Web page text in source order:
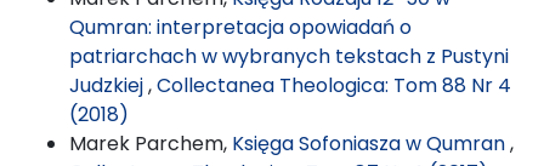
Qumran: interpretacja opowiadań o
patriarchach w wybranych tekstach z Pustyni
Judzkiej,Collectanea Theologica: Tom 88 Nr 4
(2018)
Marek Parchem, Księga Sofoniasza w Qumran,